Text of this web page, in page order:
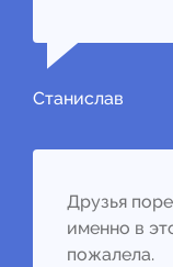
Станислав
Друзья
именно в
пожалела.